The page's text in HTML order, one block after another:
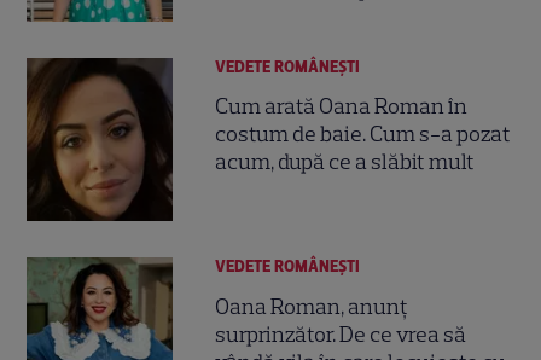
VEDETE ROMÂNEŞTI
Cum arată Oana Roman în
costum de baie. Cum s-a pozat
acum, după ce a slăbit mult
VEDETE ROMÂNEŞTI
Oana Roman, anunț
surprinzător. De ce vrea să